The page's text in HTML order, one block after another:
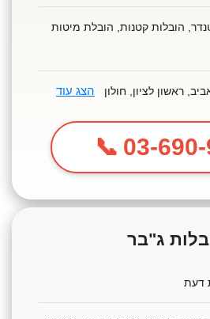
הובלות קטנות, הובלת מיטות
ראשון לציון, חולון הצג עוד
03-
ג"בר